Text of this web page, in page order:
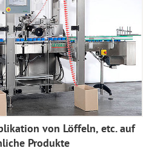
von Löffeln, etc. auf
Produkte